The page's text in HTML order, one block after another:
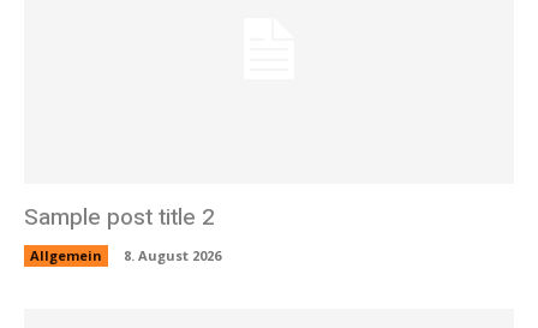
Sample post title 2
Allgemein 8. August 2026